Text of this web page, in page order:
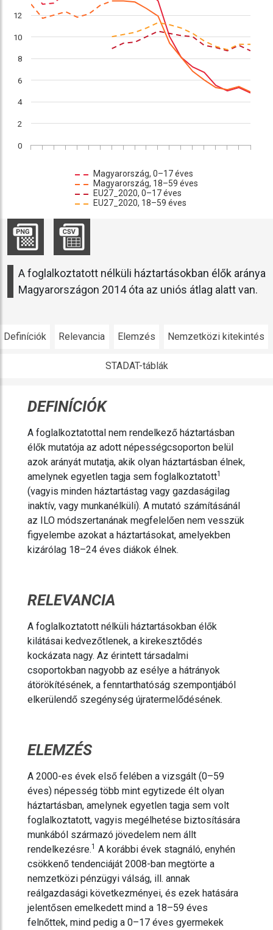
0
2
4
6
8
10
12
Magyarország, 0–17 éves
Magyarország, 18–59 éves
EU27_2020, 0–17 éves
EU27_2020, 18–59 éves
A foglalkoztatott nélküli háztartásokban élők aránya
Magyarországon 2014 óta az uniós átlag alatt van.
Definíciók Relevancia Elemzés Nemzetközi kitekintés
STADAT-táblák
DEFINÍCIÓK
A foglalkoztatottal nem rendelkező háztartásban
élők mutatója az adott népességcsoporton belül
azok arányát mutatja, akik olyan háztartásban élnek,
amelynek egyetlen tagja sem foglalkoztatott1
(vagyis minden háztartástag vagy gazdaságilag
inaktív, vagy munkanélküli). A mutató számításánál
az ILO módszertanának megfelelően nem vesszük
figyelembe azokat a háztartásokat, amelyekben
kizárólag 18–24 éves diákok élnek.
RELEVANCIA
A foglalkoztatott nélküli háztartásokban élők
kilátásai kedvezőtlenek, a kirekesztődés
kockázata nagy. Az érintett társadalmi
csoportokban nagyobb az esélye a hátrányok
átörökítésének, a fenntarthatóság szempontjából
elkerülendő szegénység újratermelődésének.
ELEMZÉS
A 2000-es évek első felében a vizsgált (0–59
éves) népesség több mint egytizede élt olyan
háztartásban, amelynek egyetlen tagja sem volt
foglalkoztatott, vagyis megélhetése biztosítására
munkából származó jövedelem nem állt
rendelkezésre.1 A korábbi évek stagnáló, enyhén
csökkenő tendenciáját 2008-ban megtörte a
nemzetközi pénzügyi válság, ill. annak
reálgazdasági következményei, és ezek hatására
jelentősen emelkedett mind a 18–59 éves
felnőttek, mind pedig a 0–17 éves gyermekek